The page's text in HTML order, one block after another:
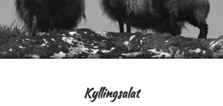
Kyllingsalat